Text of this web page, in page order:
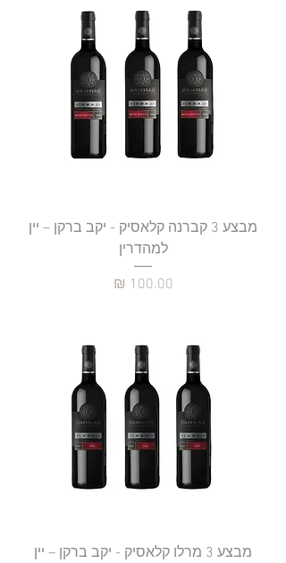
מבצע 3 קברנה קלאסיק - יקב ברקן – יין
למהדרין
מחיר
מבצע 3 מרלו קלאסיק - יקב ברקן – יין